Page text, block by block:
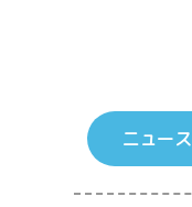
ニュース